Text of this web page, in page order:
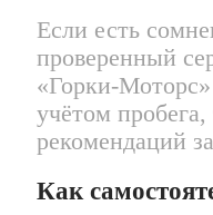
Если есть
проверенный
«Горки-
учётом
рекомендаций
Как